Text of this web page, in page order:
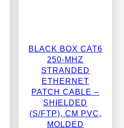
BLACK BOX CAT6
250-MHZ
STRANDED
ETHERNET
PATCH CABLE –
SHIELDED
(S/FTP), CM PVC,
MOLDED